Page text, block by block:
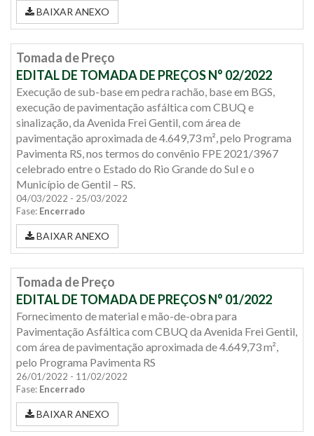
BAIXAR ANEXO
Tomada de Preço
EDITAL DE TOMADA DE PREÇOS N° 02/2022
Execução de sub-base em pedra rachão, base em BGS,
execução de pavimentação asfáltica com CBUQ e
sinalização, da Avenida Frei Gentil, com área de
pavimentação aproximada de 4.649,73 m², pelo Programa
Pavimenta RS, nos termos do convênio FPE 2021/3967
celebrado entre o Estado do Rio Grande do Sul e o
Município de Gentil – RS.
04/03/2022 - 25/03/2022
Fase: Encerrado
BAIXAR ANEXO
Tomada de Preço
EDITAL DE TOMADA DE PREÇOS N° 01/2022
Fornecimento de material e mão-de-obra para
Pavimentação Asfáltica com CBUQ da Avenida Frei Gentil,
com área de pavimentação aproximada de 4.649,73 m²,
pelo Programa Pavimenta RS
26/01/2022 - 11/02/2022
Fase: Encerrado
BAIXAR ANEXO